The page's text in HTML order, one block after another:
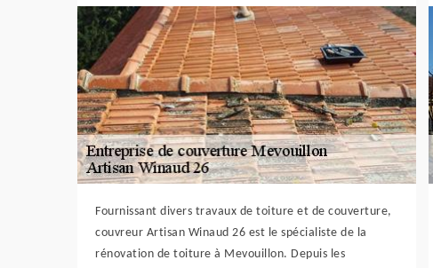
Fournissant divers travaux de toiture et de couverture,
couvreur Artisan Winaud 26 est le spécialiste de la
rénovation de toiture à Mevouillon. Depuis les